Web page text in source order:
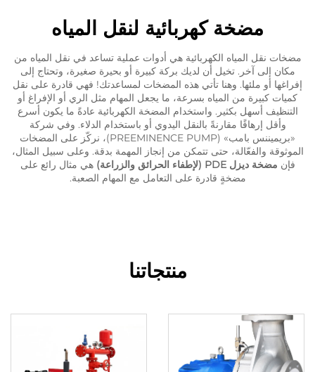
مضخة كهربائية لنقل المياه
مضخات نقل المياه الكهربائية هي أدوات عملية تساعد في نقل المياه من
مكان إلى آخر. تخيل أن لديك بركة كبيرة أو بحيرة صغيرة، وتحتاج إلى
إفراغها أو ملئها. وهنا تأتي هذه المضخات لمساعدتك! فهي قادرة على نقل
كميات كبيرة من المياه بسرعة، ما يجعل المهام مثل الري أو الإفراغ أو
التنظيف أسهل بكثير. واستخدام المضخة الكهربائية عادةً ما يكون أسرع
وأقل إرهاقًا مقارنةً بالنقل اليدوي أو باستخدام الدلاء. وفي شركة
«بريميننس بامب» (PREEMINENCE PUMP)، نركّز على المضخات
الموثوقة والفعّالة، حتى تتمكن من إنجاز المهمة بدقة. وعلى سبيل المثال،
فإن مضخة ديزل PDE (لإطفاء الحرائق والزراعة)
هي مثال رائع على
مضخةٍ قادرة على التعامل مع المهام الصعبة.
منتجاتنا